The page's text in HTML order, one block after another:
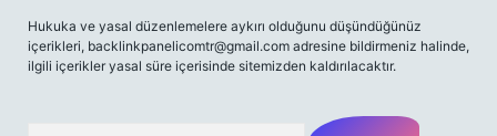
Hukuka ve yasal düzenlemelere aykırı olduğunu düşündüğünüz
içerikleri, backlinkpanelicomtr@gmail.com adresine bildirmeniz halinde,
ilgili içerikler yasal süre içerisinde sitemizden kaldırılacaktır.